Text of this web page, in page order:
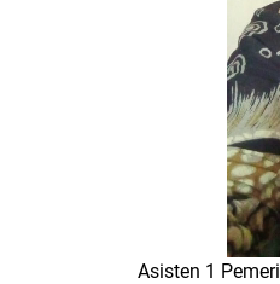
Asisten 1